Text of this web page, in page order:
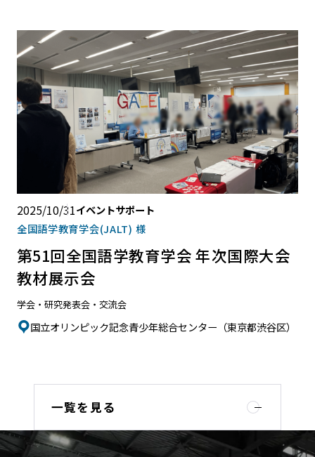
2025/10/31イベントサポート
全国語学教育学会(JALT) 様
第51回全国語学教育学会 年次国際大会
教材展示会
学会・研究発表会・交流会
国立オリンピック記念青少年総合センター（東京都渋谷区）
一覧を見る